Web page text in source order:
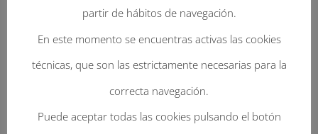
partir de hábitos de navegación.
En este momento se encuentras activas las cookies
técnicas, que son las estrictamente necesarias para la
correcta navegación.
Puede aceptar todas las cookies pulsando el botón